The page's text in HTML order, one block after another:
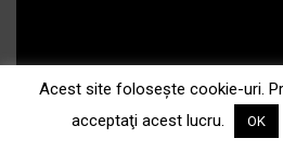
Acest site foloseşte cookie-uri.
acceptaţi acest lucru.
OK